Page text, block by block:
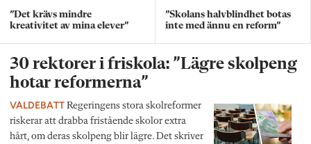
”Det krävs mindre
kreativitet av mina elever”
”Skolans halvblindhet botas
inte med ännu en reform”
30 rektorer i friskola: ”Lägre skolpeng
hotar reformerna”
VALDEBATT Regeringens stora skolreformer
riskerar att drabba fristående skolor extra
hårt, om deras skolpeng blir lägre. Det skriver